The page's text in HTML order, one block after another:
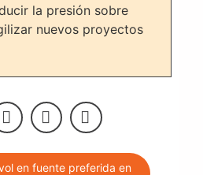
la presión sobre
nuevos proyectos
en fuente preferida en